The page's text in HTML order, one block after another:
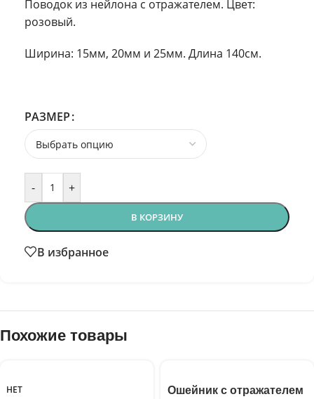
Поводок из нейлона с отражателем. Цвет:
розовый.
Ширина: 15мм, 20мм и 25мм. Длина 140см.
РАЗМЕР
- +
В КОРЗИНУ
В избранное
Похожие товары
НЕТ Ошейник с отражателем